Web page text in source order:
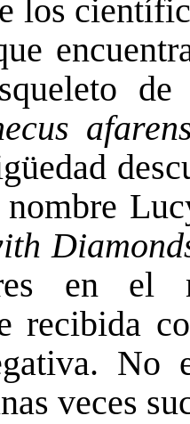
los
nombre
en el
recibida
No
veces